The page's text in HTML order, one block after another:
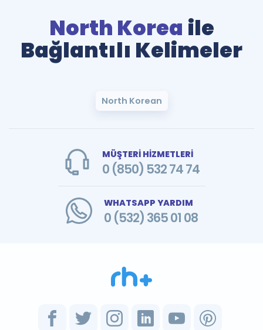
North Korea ile
Bağlantılı Kelimeler
North Korean
MÜŞTERİ HİZMETLERİ
0 (850) 532 74 74
WHATSAPP YARDIM
0 (532) 365 01 08